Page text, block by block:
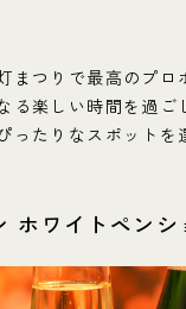
まつりで最高のプロ
る楽しい時間を過ご
ったりなスポットを
ホワイトペンシ